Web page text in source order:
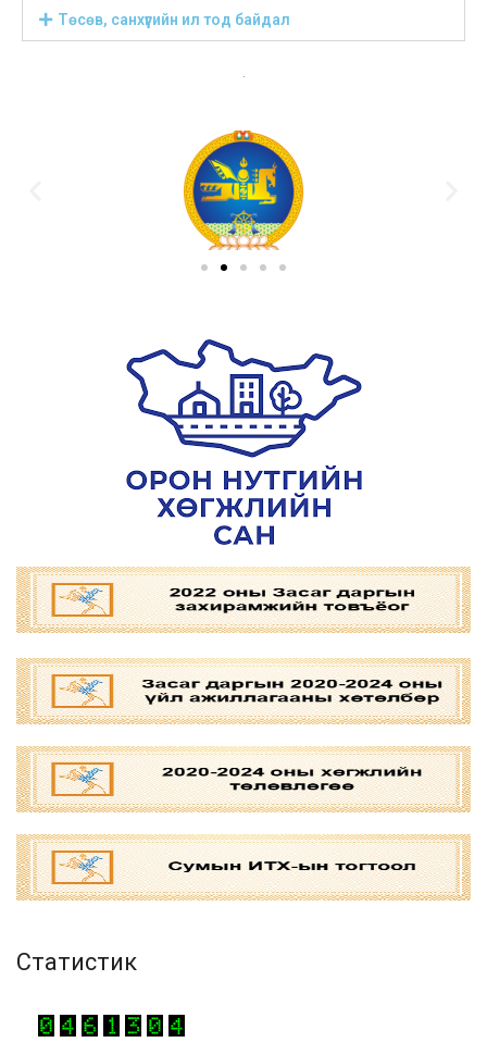
Төсөв, санхүүгийн ил тод байдал
Статистик